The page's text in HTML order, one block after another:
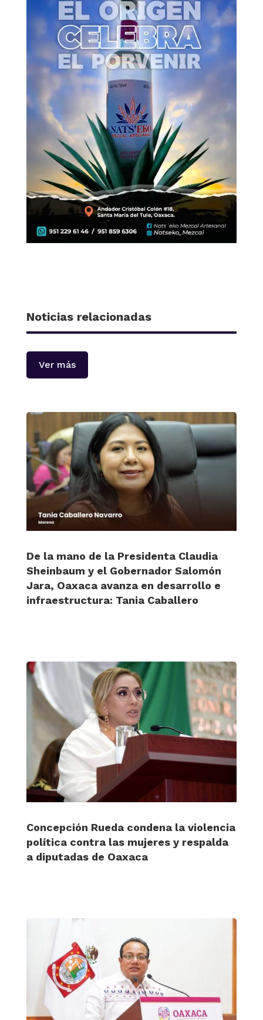
Noticias relacionadas
Ver más
De la mano de la Presidenta Claudia
Sheinbaum y el Gobernador Salomón
Jara, Oaxaca avanza en desarrollo e
infraestructura: Tania Caballero
Concepción Rueda condena la violencia
política contra las mujeres y respalda
a diputadas de Oaxaca